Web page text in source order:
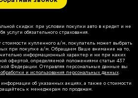
скидки: при условии покупки авто в кредит и не
услуги обязательного страхования.
стоимости купленного а/м, покупатель может выбрать
при покупке а/м. Обращаем Ваше внимание на то,
информационный характер и ни при каких
офертой, определяемой положениями статьи 437
Федерации. Отправляя персональные данные вы
и использования персональных данных.
об указанных акциях, а также о стоимости
к менеджерам по продажам.